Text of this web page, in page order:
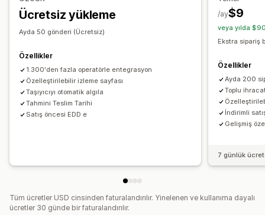
E-posta
Gerçek zamanlı bildirimler
Özel bildirimler
Marka öğeli takip sayfası
Sipariş güncellemeleri
Ücretsiz yükleme
Ayda 50 gönderi (Ücretsiz)
Özellikler
1.300'den fazla operatörle entegrasyon
Özelleştirilebilir izleme sayfası
Taşıyıcıyı otomatik algıla
Tahmini Teslim Tarihi
Satış öncesi EDD e
$9
/ay
veya yılda
Ekstra sipariş
Özellikler
Ayda 200
Toplu
İndirimli
Gelişmiş
7 günlük
Tüm ücretler USD cinsinden faturalandırılır. Yinelenen ve kullanıma dayalı
ücretler 30 günde bir faturalandırılır.